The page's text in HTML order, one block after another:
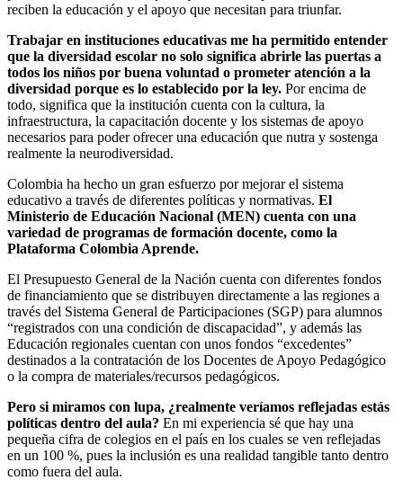
reciben la educación y el apoyo que necesitan para triunfar.
Trabajar en instituciones educativas me ha permitido entender
que la diversidad escolar no solo significa abrirle las puertas a
todos los niños por buena voluntad o prometer atención a la
diversidad porque es lo establecido por la ley. Por encima de
todo, significa que la institución cuenta con la cultura, la
infraestructura, la capacitación docente y los sistemas de apoyo
necesarios para poder ofrecer una educación que nutra y sostenga
realmente la neurodiversidad.
Colombia ha hecho un gran esfuerzo por mejorar el sistema
educativo a través de diferentes políticas y normativas. El
Ministerio de Educación Nacional (MEN) cuenta con una
variedad de programas de formación docente, como la
Plataforma Colombia Aprende.
El Presupuesto General de la Nación cuenta con diferentes fondos
de financiamiento que se distribuyen directamente a las regiones a
través del Sistema General de Participaciones (SGP) para alumnos
“registrados con una condición de discapacidad”, y además las
Educación regionales cuentan con unos fondos “excedentes”
destinados a la contratación de los Docentes de Apoyo Pedagógico
o la compra de materiales/recursos pedagógicos.
Pero si miramos con lupa, ¿realmente veríamos reflejadas estás
políticas dentro del aula? En mi experiencia sé que hay una
pequeña cifra de colegios en el país en los cuales se ven reflejadas
en un 100 %, pues la inclusión es una realidad tangible tanto dentro
como fuera del aula.